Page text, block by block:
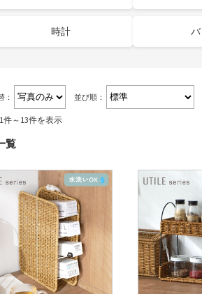
時計
： 並び順：
件～13件を表示
覧